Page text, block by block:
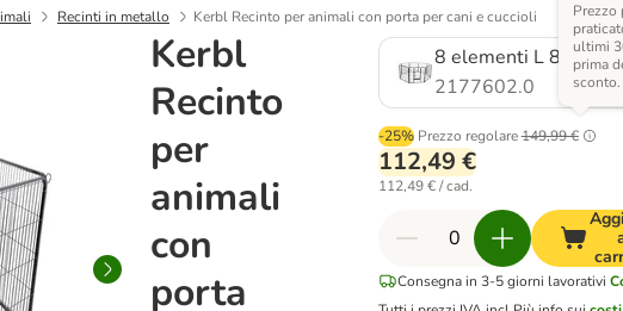
Recinti in metallo Kerbl Recinto per animali con porta per cani e cuccioli
Kerbl
Recinto
per
animali
con
porta
8 elementi L 80 x H
2177602.0
-25% Prezzo regolare149,99 €
Prezzo
ultimi
prima
sconto.
112,49 €
112,49 € / cad.
Consegna in 3-5 giorni lavorativi